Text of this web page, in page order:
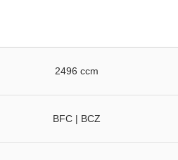
2496 ccm
BFC | BCZ